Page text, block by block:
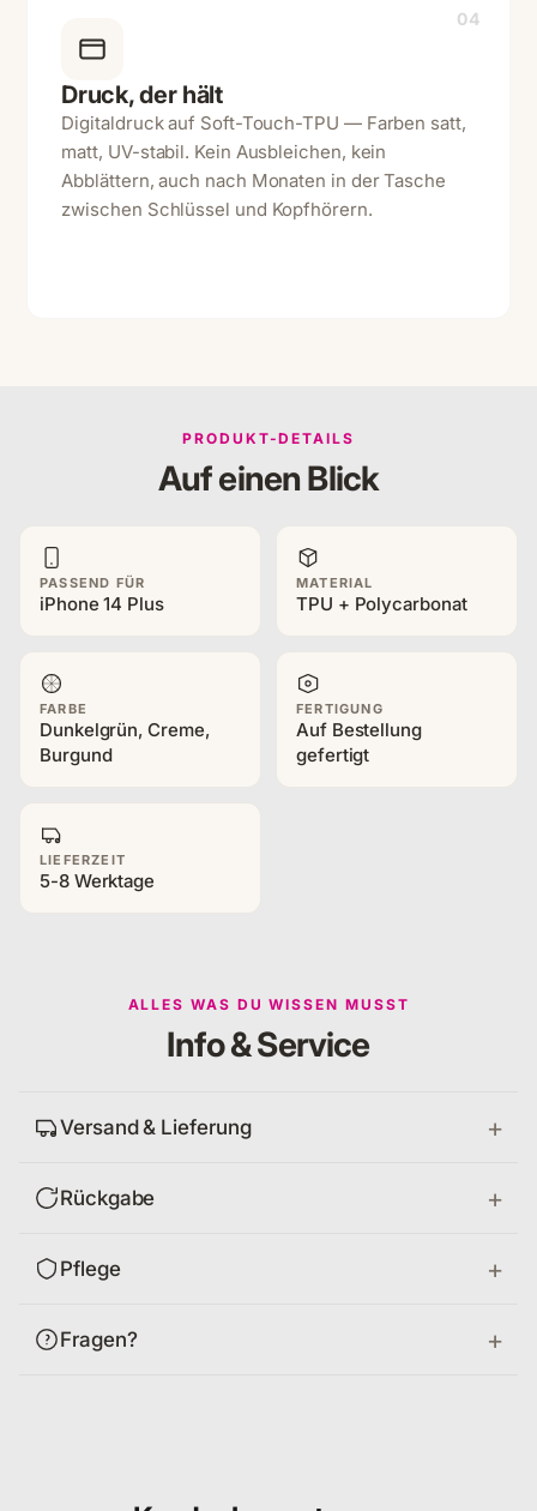
04
Druck, der hält
Digitaldruck auf Soft-Touch-TPU — Farben satt,
matt, UV-stabil. Kein Ausbleichen, kein
Abblättern, auch nach Monaten in der Tasche
zwischen Schlüssel und Kopfhörern.
PRODUKT-DETAILS
Auf einen Blick
PASSEND FÜR
iPhone 14 Plus
MATERIAL
TPU + Polycarbonat
FARBE
Dunkelgrün, Creme,
Burgund
FERTIGUNG
Auf Bestellung
gefertigt
LIEFERZEIT
5-8 Werktage
ALLES WAS DU WISSEN MUSST
Info & Service
Versand & Lieferung
Rückgabe
Pflege
Fragen?